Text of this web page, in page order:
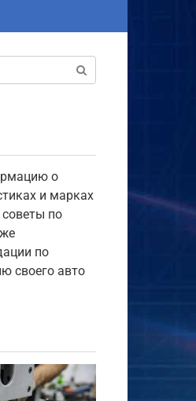
о
и марках
по
по
своего авто